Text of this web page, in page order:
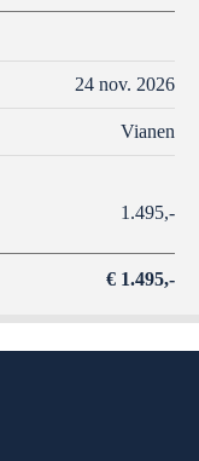
24 nov. 2026
Vianen
1.495,-
€ 1.495,-